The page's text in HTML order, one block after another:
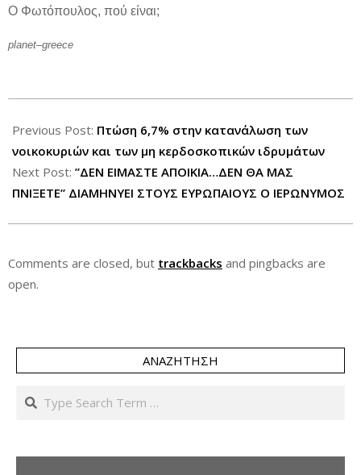
Ο Φωτόπουλος, πού είναι;
planet–greece
07-
28
Previous Post: Πτώση 6,7% στην κατανάλωση των
νοικοκυριών και των μη κερδοσκοπικών ιδρυμάτων
Next Post: ”ΔΕΝ ΕΙΜΑΣΤΕ ΑΠΟΙΚΙΑ…ΔΕΝ ΘΑ ΜΑΣ
ΠΝΙΞΕΤΕ” ΔΙΑΜΗΝΥΕΙ ΣΤΟΥΣ ΕΥΡΩΠΑΙΟΥΣ Ο ΙΕΡΩΝΥΜΟΣ
Comments are closed, but trackbacks and pingbacks are
open.
ΑΝΑΖΉΤΗΣΗ
Search